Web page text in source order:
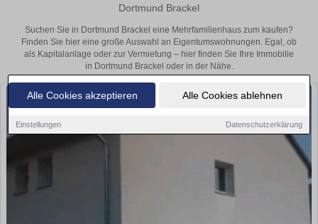
Alle Cookies akzeptieren Alle Cookies ablehnen
Einstellungen Datenschutzerklärung
Dortmund Brackel
Suchen Sie in Dortmund Brackel eine Mehrfamilienhaus zum kaufen?
Finden Sie hier eine große Auswahl an Eigentumswohnungen. Egal, ob
als Kapitalanlage oder zur Vermietung – hier finden Sie Ihre Immobilie
in Dortmund Brackel oder in der Nähe.